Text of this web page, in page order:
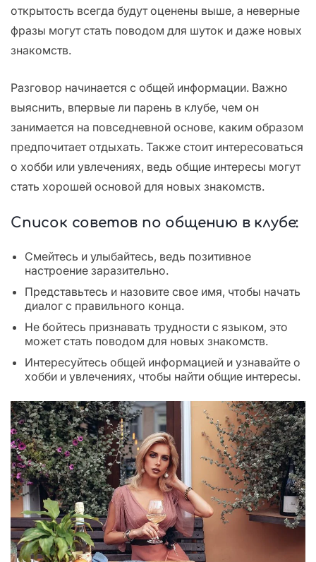
открытость всегда будут оценены выше, а неверные
фразы могут стать поводом для шуток и даже новых
знакомств.
Разговор начинается с общей информации. Важно
выяснить, впервые ли парень в клубе, чем он
занимается на повседневной основе, каким образом
предпочитает отдыхать. Также стоит интересоваться
о хобби или увлечениях, ведь общие интересы могут
стать хорошей основой для новых знакомств.
Список советов по общению в клубе:
Смейтесь и улыбайтесь, ведь позитивное
настроение заразительно.
Представьтесь и назовите свое имя, чтобы начать
диалог с правильного конца.
Не бойтесь признавать трудности с языком, это
может стать поводом для новых знакомств.
Интересуйтесь общей информацией и узнавайте о
хобби и увлечениях, чтобы найти общие интересы.